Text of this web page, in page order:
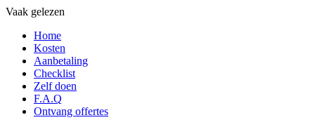
Vaak gelezen
Home
Kosten
Aanbetaling
Checklist
Zelf doen
F.A.Q
Ontvang offertes